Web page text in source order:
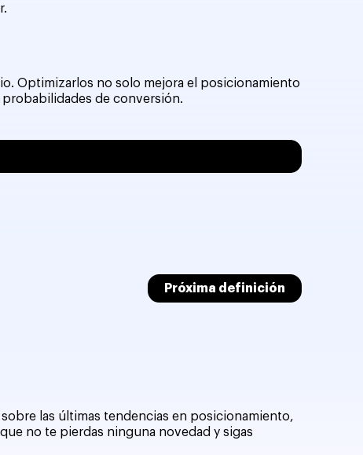
Optimizarlos no solo mejora el posicionamiento
de conversión.
Próxima definición
las últimas tendencias en posicionamiento,
no te pierdas ninguna novedad y sigas